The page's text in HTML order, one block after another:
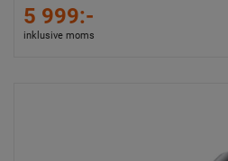
5 999:-
inklusive moms